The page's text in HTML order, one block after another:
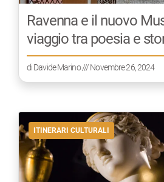
Ravenna e il nuovo
viaggio tra poesia e
diDavide Marino/// Novembre 26, 2024
ITINERARI CULTURALI